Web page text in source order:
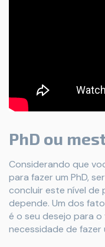
PhD ou
Considerando que
para fazer um PhD,
concluir este nível de
depende. Um dos
é o seu desejo para
necessidade de fazer